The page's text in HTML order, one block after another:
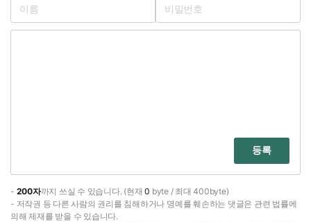
등록
- 200자까지 쓰실 수 있습니다. (현재0 byte / 최대 400byte)
- 저작권 등 다른 사람의 권리를 침해하거나 명예를 훼손하는 댓글은 관련 법률에
의해 제재를 받을 수 있습니다.